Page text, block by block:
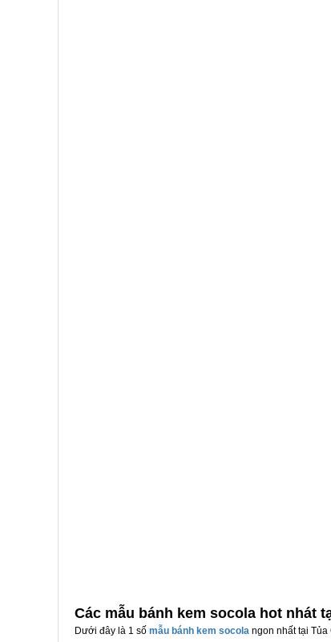
Các mẫu bánh kem socola hot nhát
Dưới đây là 1 số mẫu bánh kem socola ngon nhất tại